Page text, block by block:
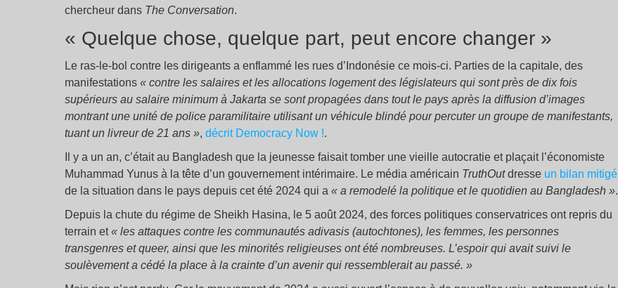
chercheur dans The Conversation.
« Quelque chose, quelque part, peut encore changer »
Le ras-le-bol contre les dirigeants a enflammé les rues d’Indonésie ce mois-ci. Parties de la capitale, des
manifestations « contre les salaires et les allocations logement des législateurs qui sont près de dix fois
supérieurs au salaire minimum à Jakarta se sont propagées dans tout le pays après la diffusion d’images
montrant une unité de police paramilitaire utilisant un véhicule blindé pour percuter un groupe de manifestants,
tuant un livreur de 21 ans », décrit Democracy Now !.
Il y a un an, c’était au Bangladesh que la jeunesse faisait tomber une vieille autocratie et plaçait l’économiste
Muhammad Yunus à la tête d’un gouvernement intérimaire. Le média américain TruthOutdresse un bilan mitigé
de la situation dans le pays depuis cet été 2024 qui a « a remodelé la politique et le quotidien au Bangladesh ».
Depuis la chute du régime de Sheikh Hasina, le 5 août 2024, des forces politiques conservatrices ont repris du
terrain et« les attaques contre les communautés adivasis (autochtones), les femmes, les personnes
transgenres et queer, ainsi que les minorités religieuses ont été nombreuses. L’espoir qui avait suivi le
soulèvement a cédé la place à la crainte d’un avenir qui ressemblerait au passé. »